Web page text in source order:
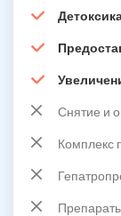
Снятие и
Комплекс